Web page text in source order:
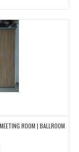
ROOM | BALLROOM